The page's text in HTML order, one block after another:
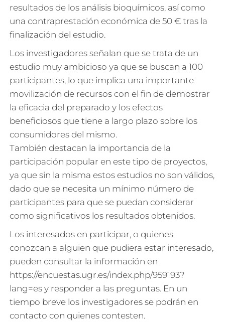
resultados de los análisis bioquímicos, así como
una contraprestación económica de 50 € tras la
finalización del estudio.
Los investigadores señalan que se trata de un
estudio muy ambicioso ya que se buscan a 100
participantes, lo que implica una importante
movilización de recursos con el fin de demostrar
la eficacia del preparado y los efectos
beneficiosos que tiene a largo plazo sobre los
consumidores del mismo.
También destacan la importancia de la
participación popular en este tipo de proyectos,
ya que sin la misma estos estudios no son válidos,
dado que se necesita un mínimo número de
participantes para que se puedan considerar
como significativos los resultados obtenidos.
Los interesados en participar, o quienes
conozcan a alguien que pudiera estar interesado,
pueden consultar la información en
https://encuestas.ugr.es/index.php/959193?
lang=es y responder a las preguntas. En un
tiempo breve los investigadores se podrán en
contacto con quienes contesten.